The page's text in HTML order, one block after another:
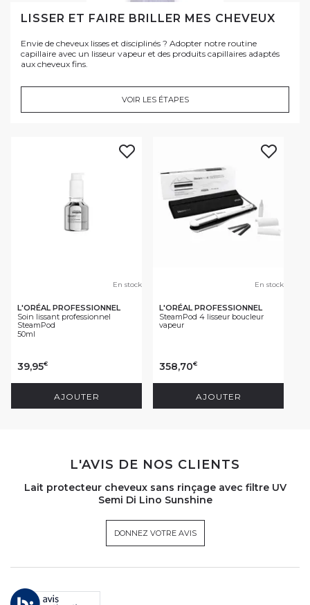
LISSER ET FAIRE BRILLER MES CHEVEUX
Envie de cheveux lisses et disciplinés ? Adopter notre routine
capillaire avec un lisseur vapeur et des produits capillaires adaptés
aux cheveux fins.
VOIR LES ÉTAPES
En stock
L'ORÉAL PROFESSIONNEL
Soin lissant professionnel
SteamPod
50ml
39,95€
AJOUTER
En stock
L'ORÉAL PROFESSIONNEL
SteamPod 4 lisseur boucleur
vapeur
358,70€
AJOUTER
L'AVIS DE NOS CLIENTS
Lait protecteur cheveux sans rinçage avec filtre UV
Semi Di Lino Sunshine
DONNEZ VOTRE AVIS